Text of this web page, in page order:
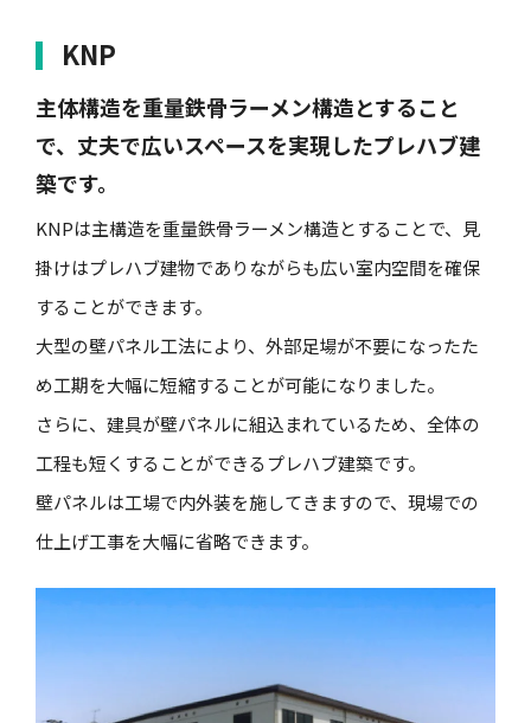
KNP
主体構造を重量鉄骨ラーメン構造とすること
で、丈夫で広いスペースを実現したプレハブ建
築です。
KNPは主構造を重量鉄骨ラーメン構造とすることで、見
掛けはプレハブ建物でありながらも広い室内空間を確保
することができます。
大型の壁パネル工法により、外部足場が不要になったた
め工期を大幅に短縮することが可能になりました。
さらに、建具が壁パネルに組込まれているため、全体の
工程も短くすることができるプレハブ建築です。
壁パネルは工場で内外装を施してきますので、現場での
仕上げ工事を大幅に省略できます。